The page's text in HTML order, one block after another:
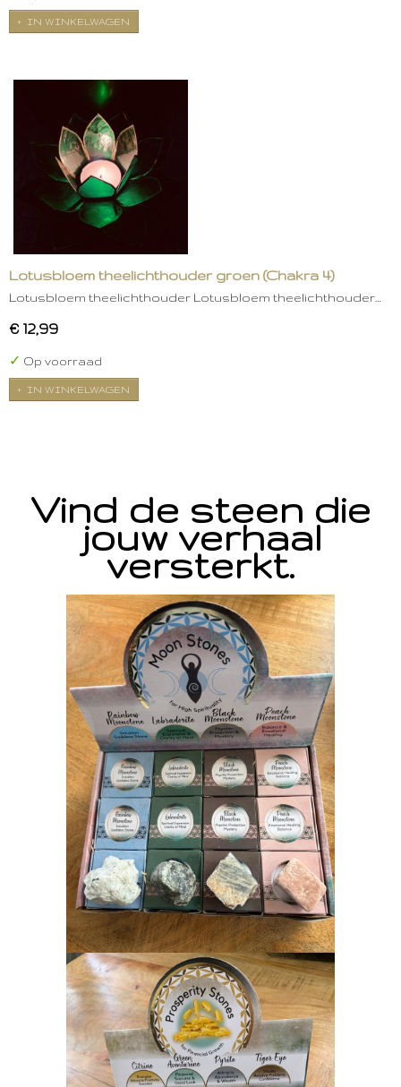
IN WINKELWAGEN
Lotusbloem theelichthouder groen (Chakra 4)
Lotusbloem theelichthouder Lotusbloem theelichthouder…
€ 12,99
✓ Op voorraad
IN WINKELWAGEN
Vind de steen die
jouw verhaal
versterkt.